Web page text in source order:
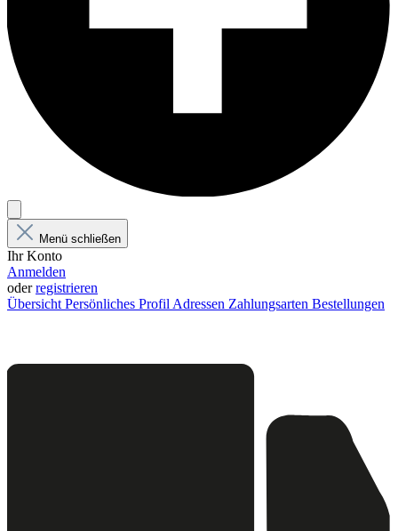
Menü schließen
Ihr Konto
Anmelden
oderregistrieren
Übersicht Persönliches Profil Adressen Zahlungsarten Bestellungen